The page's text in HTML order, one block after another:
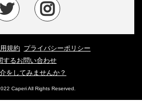
規約 プライバシーポリシー
するお問い合わせ
をしてみませんか？
Caperi All Rights Reserved.